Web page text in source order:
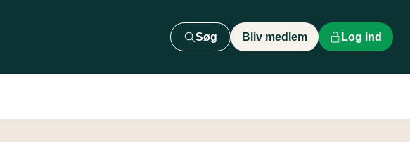
Søg Bliv medlem Log ind